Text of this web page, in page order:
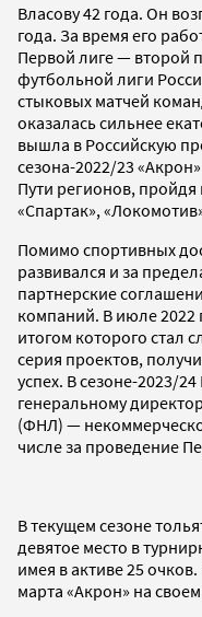
Власову 42 года. Он
года. За время его
Первой лиге — второй
футбольной лиги
стыковых матчей
оказалась сильнее
вышла в Российскую
сезона-2022/23
Пути регионов, пройдя
«Спартак»,
Помимо спортивных
развивался и за
партнерские
компаний. В июле 2022
итогом которого стал
серия проектов,
успех. В сезоне-2023/
генеральному
(ФНЛ) —
числе за проведение
В текущем сезоне
девятое место в
имея в активе 25
марта «Акрон» на